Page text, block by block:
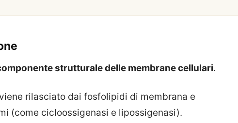
strutturale delle membrane cellulari.
rilasciato dai fosfolipidi di membrana e
(come cicloossigenasi e lipossigenasi).